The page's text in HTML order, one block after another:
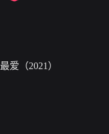
最爱（2021）